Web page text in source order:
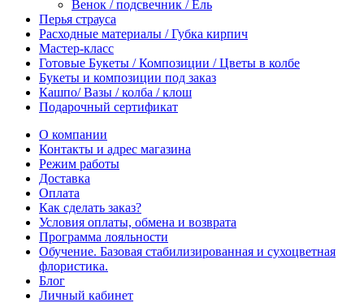
Венок / подсвечник / Ель
Перья страуса
Расходные материалы / Губка кирпич
Мастер-класс
Готовые Букеты / Композиции / Цветы в колбе
Букеты и композиции под заказ
Кашпо/ Вазы / колба / клош
Подарочный сертификат
О компании
Контакты и адрес магазина
Режим работы
Доставка
Оплата
Как сделать заказ?
Условия оплаты, обмена и возврата
Программа лояльности
Обучение. Базовая стабилизированная и сухоцветная
флористика.
Блог
Личный кабинет